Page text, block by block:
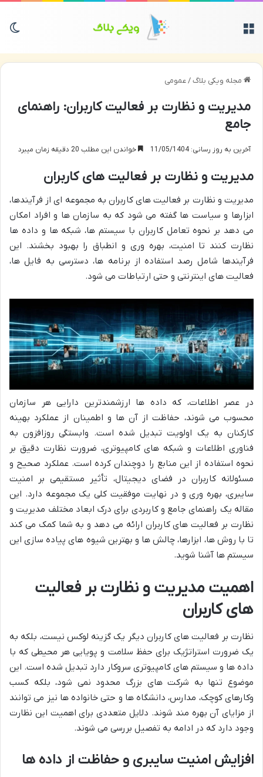
مجله ویکی بلاگ/عمومی
مدیریت و نظارت بر فعالیت کاربران: راهنمای
جامع
آخرین به روز رسانی: 11/05/1404 خواندن این مطلب 20 دقیقه زمان میبرد
مدیریت و نظارت بر فعالیت های کاربران
مدیریت و نظارت بر فعالیت های کاربران به مجموعه ای از فرآیندها،
ابزارها و سیاست ها گفته می شود که به سازمان ها و افراد امکان
می دهد بر نحوه تعامل کاربران با سیستم ها، شبکه ها و داده ها
نظارت کنند تا امنیت، بهره وری و انطباق را بهبود بخشند. این
فرآیندها شامل رصد استفاده از برنامه ها، دسترسی به فایل ها،
فعالیت های اینترنتی و حتی ارتباطات می شود.
در عصر اطلاعات، که داده ها ارزشمندترین دارایی هر سازمان
محسوب می شوند، حفاظت از آن ها و اطمینان از عملکرد بهینه
کارکنان به یک اولویت تبدیل شده است. وابستگی روزافزون به
فناوری اطلاعات و شبکه های کامپیوتری، ضرورت نظارت دقیق بر
نحوه استفاده از این منابع را دوچندان کرده است. عملکرد صحیح و
مسئولانه کاربران در فضای دیجیتال، تأثیر مستقیمی بر امنیت
سایبری، بهره وری و در نهایت موفقیت کلی یک مجموعه دارد. این
مقاله یک راهنمای جامع و کاربردی برای درک ابعاد مختلف مدیریت و
نظارت بر فعالیت های کاربران ارائه می دهد و به شما کمک می کند
تا با روش ها، ابزارها، چالش ها و بهترین شیوه های پیاده سازی این
سیستم ها آشنا شوید.
اهمیت مدیریت و نظارت بر فعالیت
های کاربران
نظارت بر فعالیت های کاربران دیگر یک گزینه لوکس نیست، بلکه به
یک ضرورت استراتژیک برای حفظ سلامت و پویایی هر محیطی که با
داده ها و سیستم های کامپیوتری سروکار دارد تبدیل شده است. این
موضوع تنها به شرکت های بزرگ محدود نمی شود، بلکه کسب
وکارهای کوچک، مدارس، دانشگاه ها و حتی خانواده ها نیز می توانند
از مزایای آن بهره مند شوند. دلایل متعددی برای اهمیت این نظارت
وجود دارد که در ادامه به تفصیل بررسی می شوند.
افزایش امنیت سایبری و حفاظت از داده ها